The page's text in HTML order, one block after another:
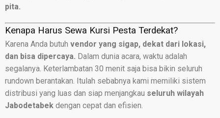
pita.
Kenapa Harus Sewa Kursi Pesta Terdekat?
Karena Anda butuh vendor yang sigap, dekat dari lokasi,
dan bisa dipercaya. Dalam dunia acara, waktu adalah
segalanya. Keterlambatan 30 menit saja bisa bikin seluruh
rundown berantakan. Itulah sebabnya kami memiliki sistem
distribusi yang luas dan siap menjangkau seluruh wilayah
Jabodetabek dengan cepat dan efisien.